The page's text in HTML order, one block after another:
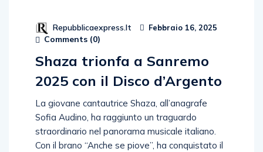
Repubblicaexpress.it Febbraio 16, 2025
Comments (0)
Shaza trionfa a Sanremo
2025 con il Disco d’Argento
La giovane cantautrice Shaza, all’anagrafe
Sofia Audino, ha raggiunto un traguardo
straordinario nel panorama musicale italiano.
Con il brano “Anche se piove”, ha conquistato il